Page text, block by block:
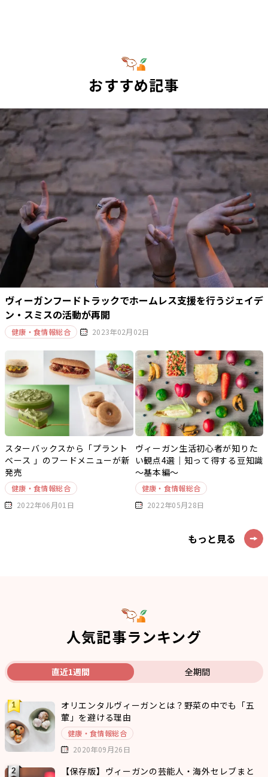
おすすめ記事
ヴィーガンフードトラックでホームレス支援を行うジェイデ
ン・スミスの活動が再開
健康・食情報総合 2023年02月02日
スターバックスから「プラント
ベース 」のフードメニューが新
発売
健康・食情報総合
2022年06月01日
ヴィーガン生活初心者が知りた
い観点4選｜知って得する豆知識
～基本編～
健康・食情報総合
2022年05月28日
もっと見る
人気記事ランキング
直近1週間 全期間
オリエンタルヴィーガンとは？野菜の中でも「五
葷」を避ける理由
健康・食情報総合
2020年09月26日
【保存版】ヴィーガンの芸能人・海外セレブまと